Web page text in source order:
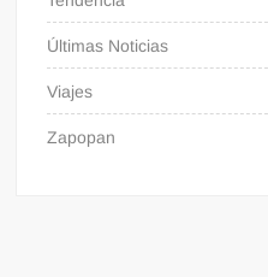
Últimas Noticias
Viajes
Zapopan